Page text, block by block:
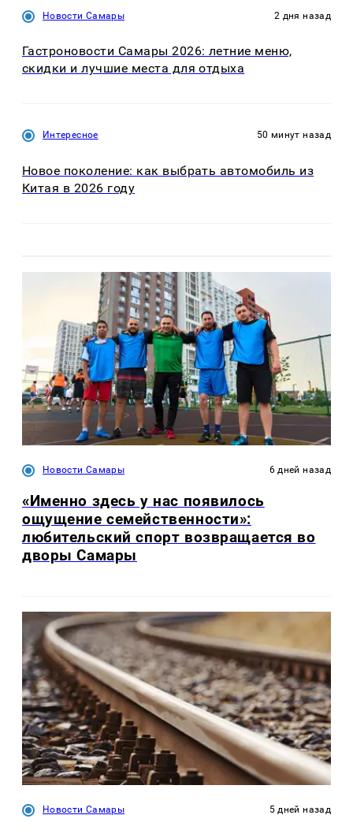
Новости Самары 2 дня назад
Гастроновости Самары 2026: летние меню,
скидки и лучшие места для отдыха
Интересное 50 минут назад
Новое поколение: как выбрать автомобиль из
Китая в 2026 году
Новости Самары 6 дней назад
«Именно здесь у нас появилось
ощущение семейственности»:
любительский спорт возвращается во
дворы Самары
Новости Самары 5 дней назад